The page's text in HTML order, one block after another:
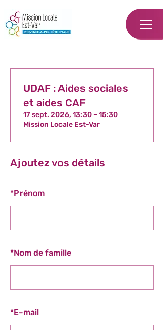
Ajoutez vos détails
*Prénom
*Nom de famille
*E-mail
UDAF : Aides sociales
et aides CAF
17 sept. 2026, 13:30 – 15:30
Mission Locale Est-Var